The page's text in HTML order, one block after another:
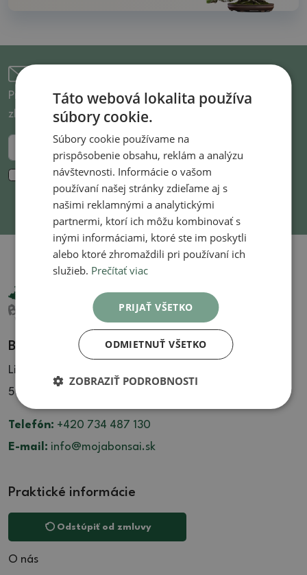
Prihláste sa k odberu noviniek a budete vedieť o
zľavnenom tovare aj novinkách ako prvý!
Súhlasím so spracovanímosobných údajov
marketingové účely. *
Bonsai Centrum Libčany
Libčany 137
503 22 Libčany
Telefón: +420 734 487 130
E-mail: info@mojabonsai.sk
Praktické informácie
Odstúpiť od zmluvy
O nás
Táto webová lokalita používa
súbory cookie.
Súbory cookie používame na
prispôsobenie obsahu, reklám a analýzu
návštevnosti. Informácie o vašom
používaní našej stránky zdieľame aj s
našimi reklamnými a analytickými
partnermi, ktorí ich môžu kombinovať s
inými informáciami, ktoré ste im poskytli
alebo ktoré zhromaždili pri používaní ich
služieb. Prečítať viac
PRIJAŤ VŠETKO
ODMIETNUŤ VŠETKO
ZOBRAZIŤ PODROBNOSTI